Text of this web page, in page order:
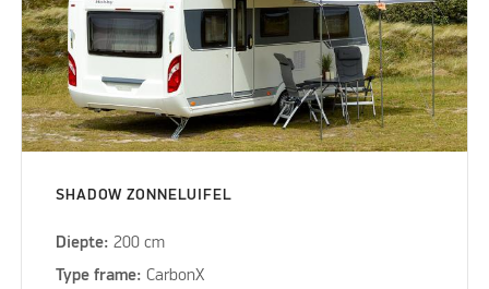
SHADOW ZONNELUIFEL
Diepte:200 cm
Type frame:CarbonX